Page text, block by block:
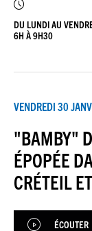
QUEL
JEU
ESPACE
DU LUNDI AU
6H À 9H30
VENDREDI 30
"BAMBY"
ÉPOPÉE
CRÉTEIL
ÉCOUTER